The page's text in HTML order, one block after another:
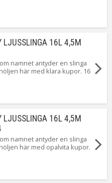
den, en krok finns på varje
LJUSSLINGA 16L 4,5M
namnet antyder en slinga
här med klara kupor. 16
eller i partytältet.
LJUSSLINGA 16L 4,5M
namnet antyder en slinga
här med opalvita kupor.
eller i partytältet.